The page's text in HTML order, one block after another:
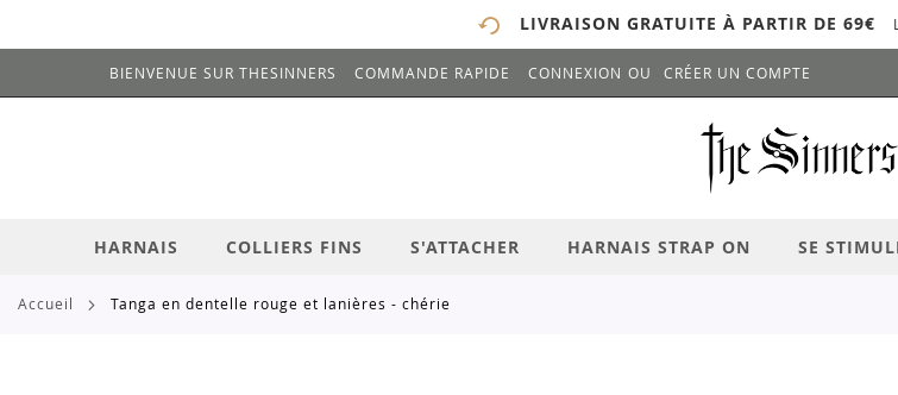
LIVRAISON GRATUITE À PARTIR DE 69€
ALLEZ
BIENVENUE SUR THESINNERS COMMANDE RAPIDE CONNEXION CRÉER UN COMPTE
# ENTREZ AU MOINS 3 CARACTÈRES POUR LANCER LA RECHERCHE # APPUYEZ SUR LA
HARNAIS COLLIERS FINS S'ATTACHER HARNAIS STRAP ON SE
accueil tanga en dentelle rouge et lanières - chérie